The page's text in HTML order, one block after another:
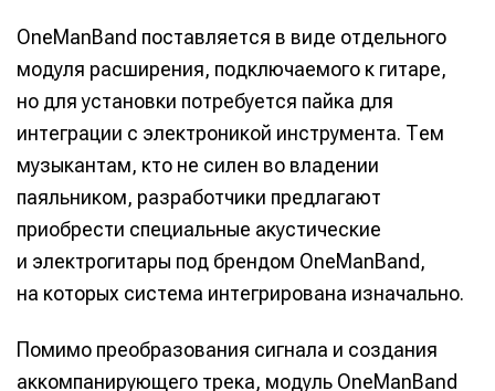
OneManBand поставляется в виде отдельного
модуля расширения, подключаемого к гитаре,
но для установки потребуется пайка для
интеграции с электроникой инструмента. Тем
музыкантам, кто не силен во владении
паяльником, разработчики предлагают
приобрести специальные акустические
и электрогитары под брендом OneManBand,
на которых система интегрирована изначально.
Помимо преобразования сигнала и создания
аккомпанирующего трека, модуль OneManBand